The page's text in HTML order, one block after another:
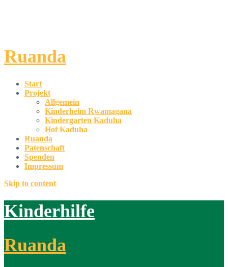
Ruanda
Start
Projekt
Allgemein
Kinderheim Rwamagana
Kindergarten Kaduha
Hof Kaduha
Ruanda
Patenschaft
Spenden
Impressum
Skip to content
Kinderhilfe
Ruanda